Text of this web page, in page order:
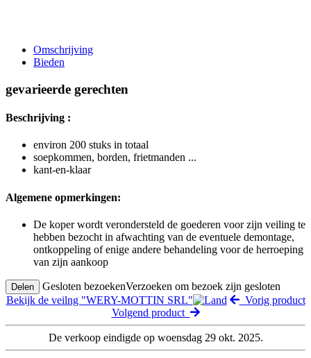
Omschrijving
Bieden
gevarieerde gerechten
Beschrijving :
environ 200 stuks in totaal
soepkommen, borden, frietmanden ...
kant-en-klaar
Algemene opmerkingen:
De koper wordt verondersteld de goederen voor zijn veiling te
hebben bezocht in afwachting van de eventuele demontage,
ontkoppeling of enige andere behandeling voor de herroeping
van zijn aankoop
Delen Gesloten bezoekenVerzoeken om bezoek zijn gesloten
Bekijk de veilng "WERY-MOTTIN SRL"
Vorig product
Volgend product
De verkoop eindigde op woensdag 29 okt. 2025.